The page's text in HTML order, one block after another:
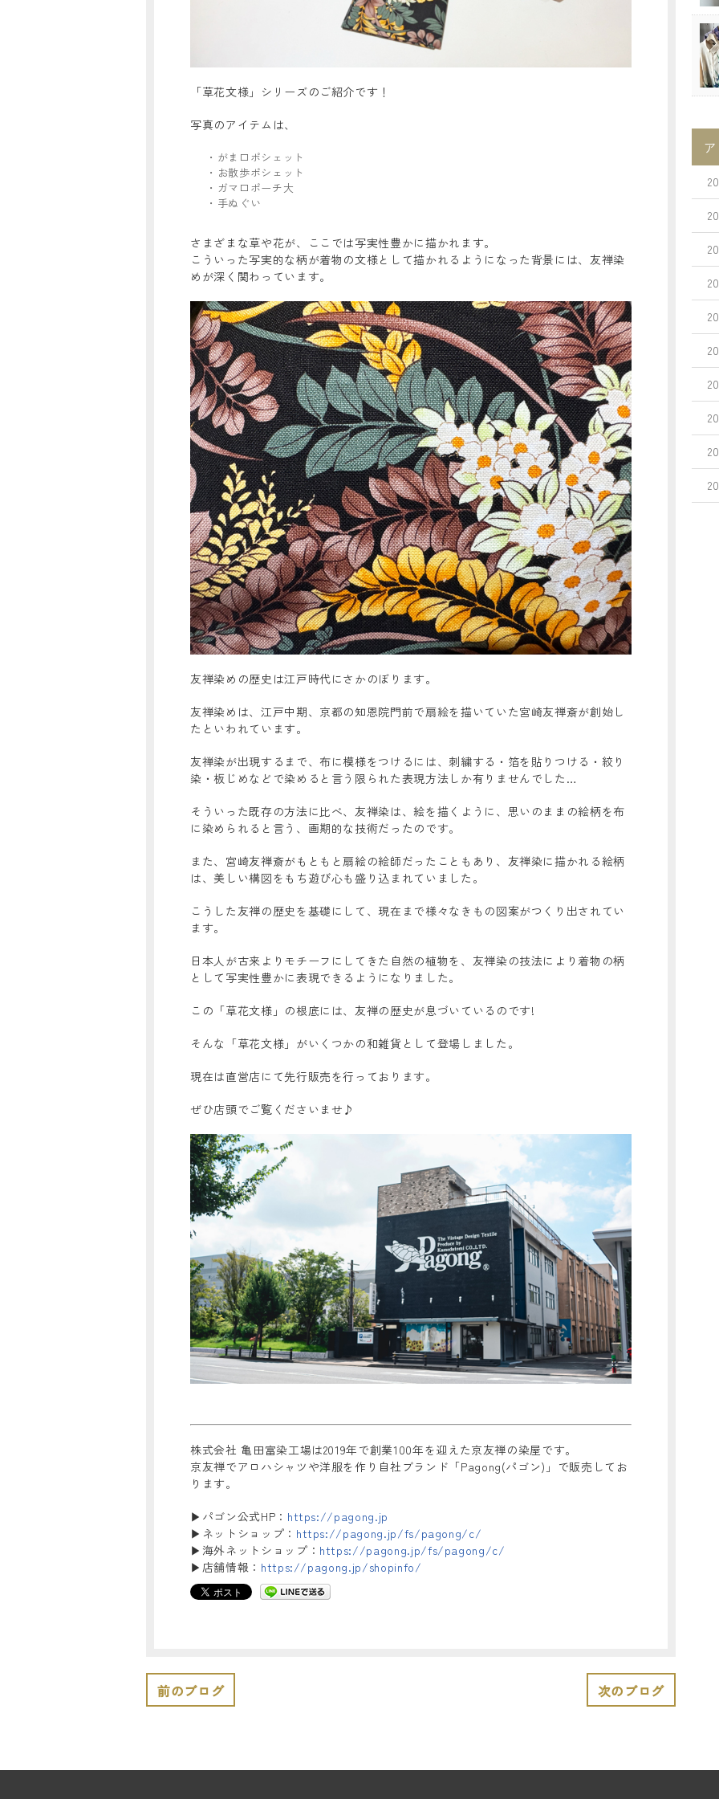
「草花文様」シリーズのご紹介です！
写真のアイテムは、
・がま口ポシェット
・お散歩ポシェット
・ガマ口ポーチ大
・手ぬぐい
さまざまな草や花が、ここでは写実性豊かに描かれます。
こういった写実的な柄が着物の文様として描かれるようになった背景には、友禅染
めが深く関わっています。
友禅染めの歴史は江戸時代にさかのぼります。
友禅染めは、江戸中期、京都の知恩院門前で扇絵を描いていた宮崎友禅斎が創始し
たといわれています。
友禅染が出現するまで、布に模様をつけるには、刺繍する・箔を貼りつける・絞り
染・板じめなどで染めると言う限られた表現方法しか有りませんでした…
そういった既存の方法に比べ、友禅染は、絵を描くように、思いのままの絵柄を布
に染められると言う、画期的な技術だったのです。
また、宮崎友禅斎がもともと扇絵の絵師だったこともあり、友禅染に描かれる絵柄
は、美しい構図をもち遊び心も盛り込まれていました。
こうした友禅の歴史を基礎にして、現在まで様々なきもの図案がつくり出されてい
ます。
日本人が古来よりモチーフにしてきた自然の植物を、友禅染の技法により着物の柄
として写実性豊かに表現できるようになりました。
この「草花文様」の根底には、友禅の歴史が息づいているのです!
そんな「草花文様」がいくつかの和雑貨として登場しました。
現在は直営店にて先行販売を行っております。
ぜひ店頭でご覧くださいませ♪
株式会社 亀田富染工場は2019年で創業100年を迎えた京友禅の染屋です。
京友禅でアロハシャツや洋服を作り自社ブランド「Pagong(パゴン)」で販売してお
ります。
▶︎パゴン公式HP： https://pagong.jp
▶︎ネットショップ： https://pagong.jp/fs/pagong/c/
▶︎海外ネットショップ： https://pagong.jp/fs/pagong/c/
▶︎店舗情報： https://pagong.jp/shopinfo/
前のブログ 次のブログ